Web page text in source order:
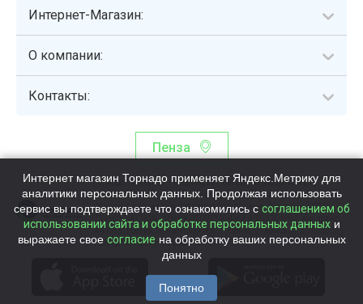
Интернет-Магазин:
О компании:
Контакты:
Пенза
Торнадо - интернет-гипермаркет, осуществляющий сборку,
выдачу и доставку готовых наборов продуктов питания.
Общество с ограниченной ответственностью «Торнадо» (ОГРН
1115837002819, ИНН/КПП 5837047684/583701001, юр. адрес:
440058, Россия, Пензенская обл., г. Пенза, ул.Бийская, д.1Г, оф.17)
Номер телефона +78003339713
Интернет магазин Торнадо применяет Яндекс.Метрику для
аналитики персональных данных. Продолжая использовать
сервис вы подтверждаете что ознакомились с соглашением об
использовании сайта и обработке персональных данныхи
выражаете свое согласие на обработку ваших персональных
данных
Понятно